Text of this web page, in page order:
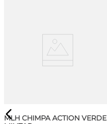
MLH CHIMPA ACTION VERDE